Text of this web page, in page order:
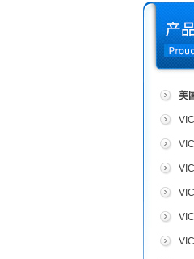
美
代理